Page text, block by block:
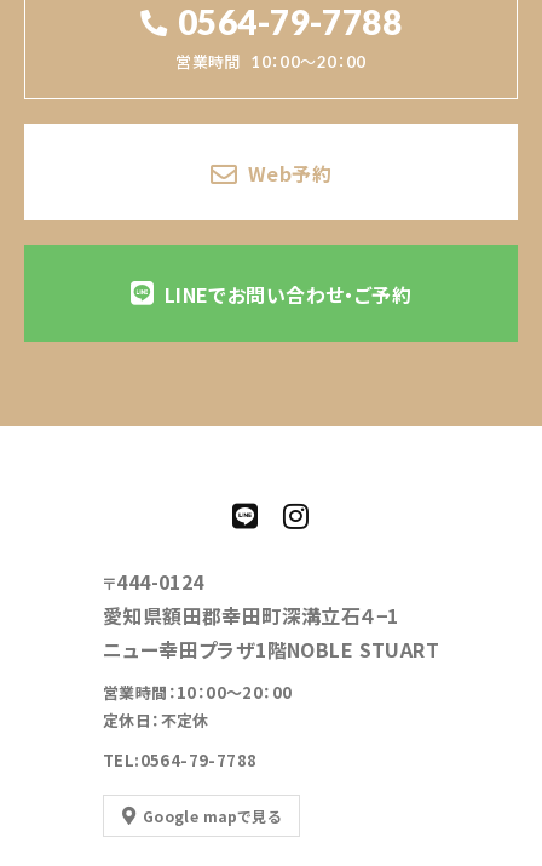
0564-79-7788
営業時間 10：00～20：00
Web予約
LINEでお問い合わせ・ご予約
〒444-0124
愛知県額田郡幸田町深溝立石４−1
ニュー幸田プラザ1階NOBLE STUART
営業時間：10：00～20：00
定休日：不定休
TEL:0564-79-7788
Google mapで見る